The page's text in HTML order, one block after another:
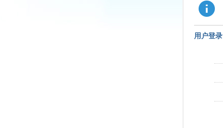
用户登录